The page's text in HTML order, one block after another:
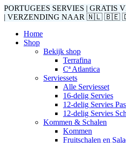
PORTUGEES SERVIES | GRATIS
| VERZENDING NAAR 🇳🇱
Home
Shop
Bekijk shop
Terrafina
Cª Atlantica
Serviessets
Alle Serviesset
16-delig Servies
12-delig Servies
12-delig Servies
Kommen & Schalen
Kommen
Fruitschalen en